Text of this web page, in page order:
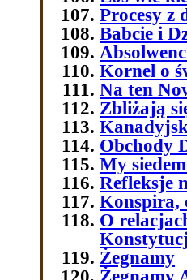
Procesy z
Babcie i
Kornel o
Na ten
Zbliżają
Obchody
My
Refleksje
Konspira,
O
Żegnamy